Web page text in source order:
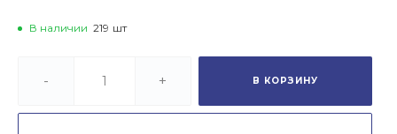
В наличии 219 шт
- + В КОРЗИНУ